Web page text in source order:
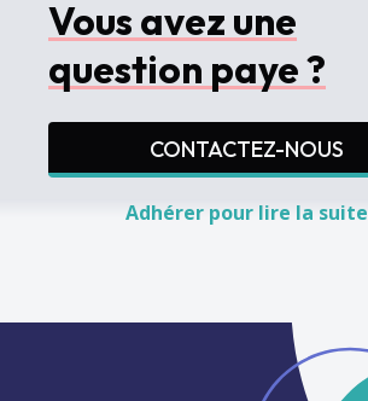
Vous avez une
question paye ?
CONTACTEZ-NOUS
Adhérer pour lire la suite